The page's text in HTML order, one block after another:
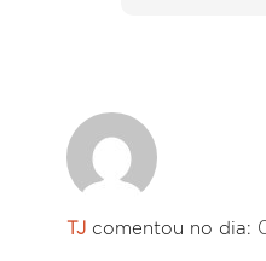
TJ comentou no dia: